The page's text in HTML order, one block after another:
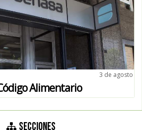
3 de agosto
Alimentario
SECCIONES